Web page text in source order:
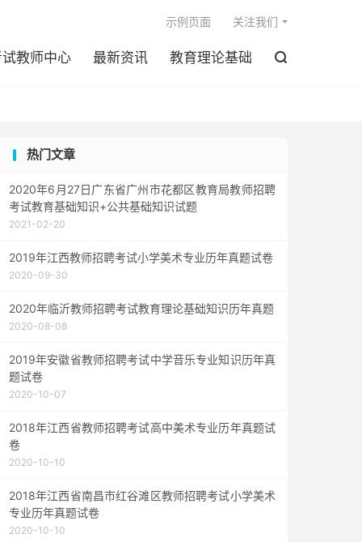
教师中心 最新资讯 教育理论基础 
示例页面 关注我们
热门文章
2020年6月27日广东省广州市花都区教育局教师招聘
考试教育基础知识+公共基础知识试题
2021-02-20
2019年江西教师招聘考试小学美术专业历年真题试卷
2020-09-30
2020年临沂教师招聘考试教育理论基础知识历年真题
2020-08-08
2019年安徽省教师招聘考试中学音乐专业知识历年真
题试卷
2020-10-07
2018年江西省教师招聘考试高中美术专业历年真题试
卷
2020-10-10
2018年江西省南昌市红谷滩区教师招聘考试小学美术
专业历年真题试卷
2020-10-10